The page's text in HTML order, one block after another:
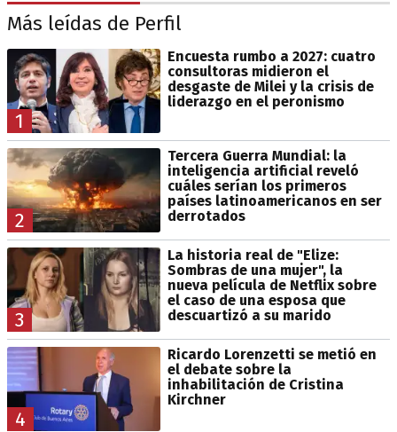
Más leídas de Perfil
1
Encuesta rumbo a 2027: cuatro
consultoras midieron el
desgaste de Milei y la crisis de
liderazgo en el peronismo
2
Tercera Guerra Mundial: la
inteligencia artificial reveló
cuáles serían los primeros
países latinoamericanos en ser
derrotados
3
La historia real de "Elize:
Sombras de una mujer", la
nueva película de Netflix sobre
el caso de una esposa que
descuartizó a su marido
4
Ricardo Lorenzetti se metió en
el debate sobre la
inhabilitación de Cristina
Kirchner